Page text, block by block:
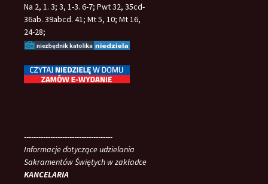
Na 2, 1. 3; 3, 1-3. 6-7; Pwt 32, 35cd-
36ab. 39abcd. 41; Mt 5, 10; Mt 16,
24-28;
-------------------------------------
Informacje dotyczące udzielania
Sakramentów Świętych w zakładce
KANCELARIA